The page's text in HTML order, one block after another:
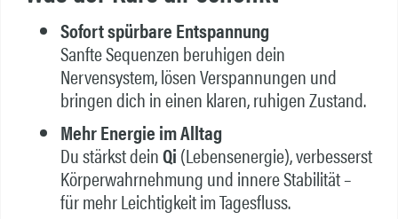
Sofort spürbare Entspannung
Sanfte Sequenzen beruhigen dein
Nervensystem, lösen Verspannungen und
bringen dich in einen klaren, ruhigen Zustand.
Mehr Energie im Alltag
Du stärkst deinQi(Lebensenergie), verbesserst
Körperwahrnehmung und innere Stabilität –
für mehr Leichtigkeit im Tagesfluss.